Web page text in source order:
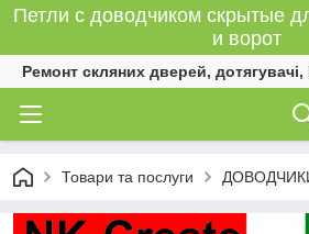
Петли с доводчиком скрытые
и ворот
Ремонт скляних дверей,
Товари та послуги